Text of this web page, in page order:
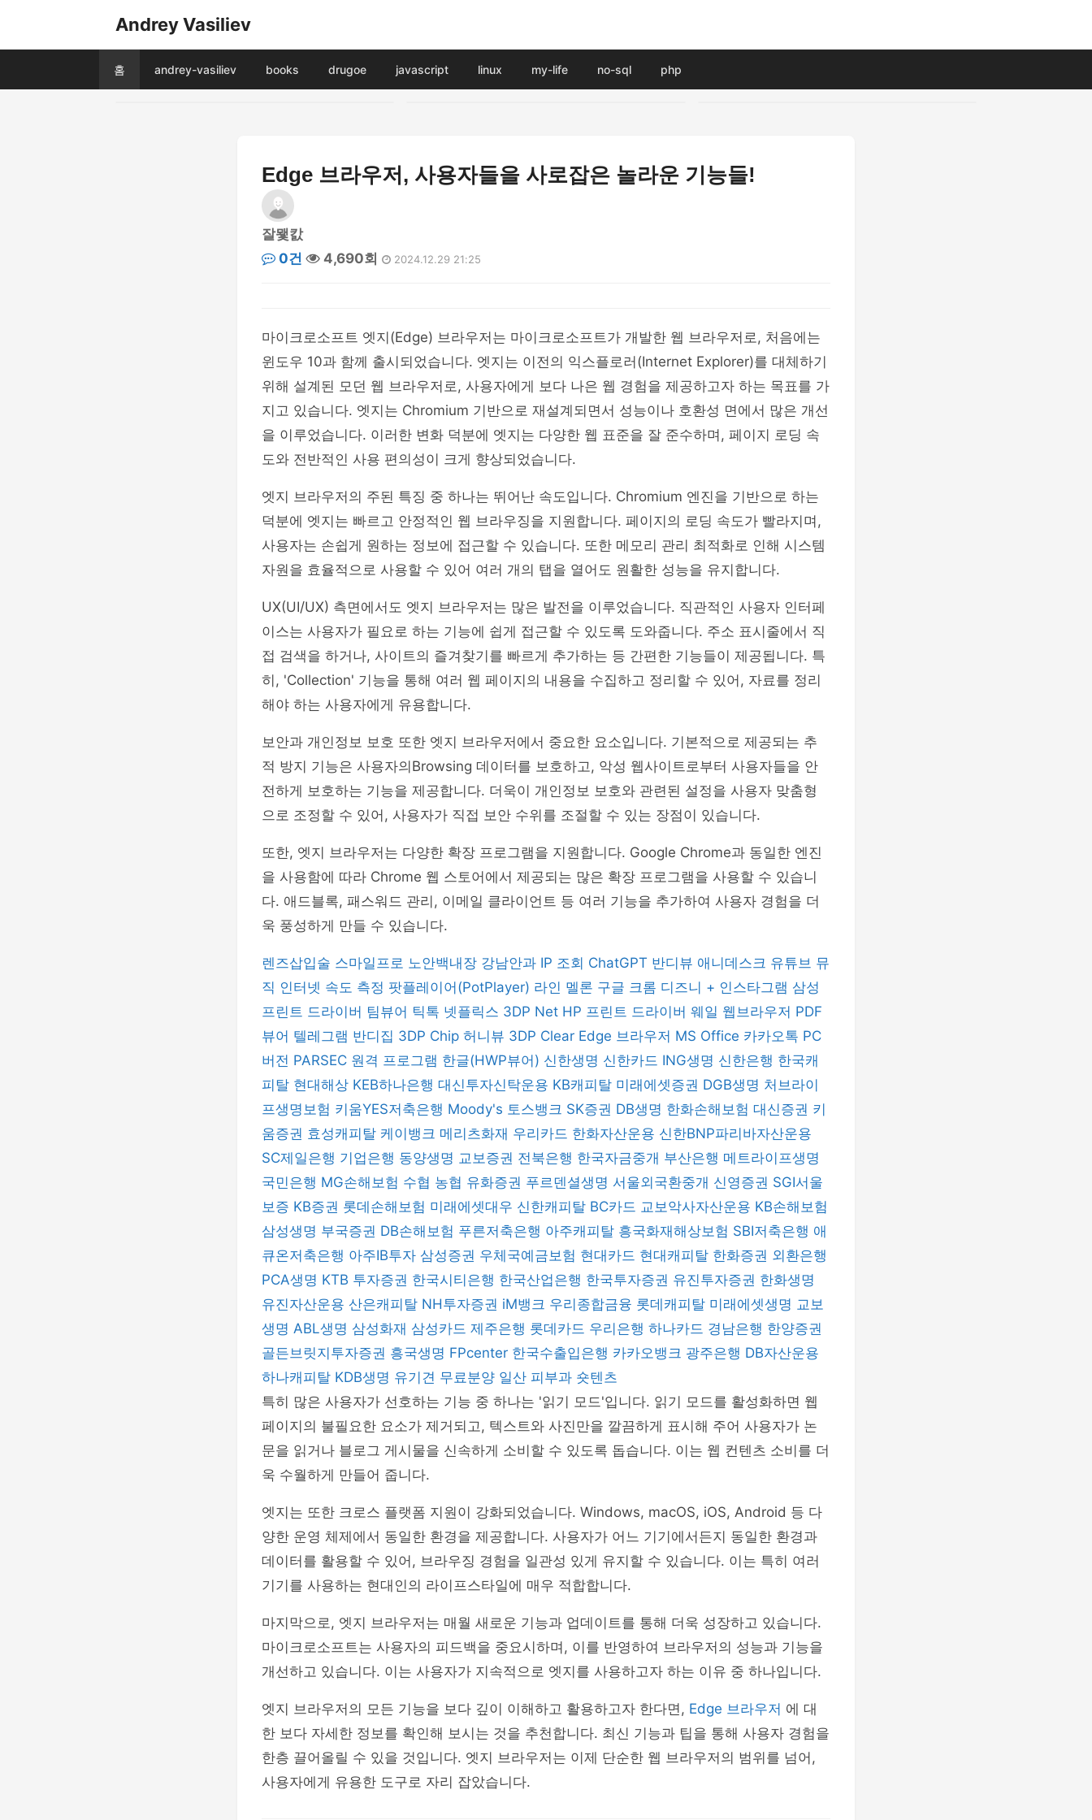
Andrey Vasiliev
홈 andrey-vasiliev books drugoe javascript linux my-life no-sql php
Edge 브라우저, 사용자들을 사로잡은 놀라운 기능들!
잘뫷캀
0건
4,690회 2024.12.29 21:25
마이크로소프트 엣지(Edge) 브라우저는 마이크로소프트가 개발한 웹 브라우저로, 처음에는
윈도우 10과 함께 출시되었습니다. 엣지는 이전의 익스플로러(Internet Explorer)를 대체하기
위해 설계된 모던 웹 브라우저로, 사용자에게 보다 나은 웹 경험을 제공하고자 하는 목표를 가
지고 있습니다. 엣지는 Chromium 기반으로 재설계되면서 성능이나 호환성 면에서 많은 개선
을 이루었습니다. 이러한 변화 덕분에 엣지는 다양한 웹 표준을 잘 준수하며, 페이지 로딩 속
도와 전반적인 사용 편의성이 크게 향상되었습니다.
엣지 브라우저의 주된 특징 중 하나는 뛰어난 속도입니다. Chromium 엔진을 기반으로 하는
덕분에 엣지는 빠르고 안정적인 웹 브라우징을 지원합니다. 페이지의 로딩 속도가 빨라지며,
사용자는 손쉽게 원하는 정보에 접근할 수 있습니다. 또한 메모리 관리 최적화로 인해 시스템
자원을 효율적으로 사용할 수 있어 여러 개의 탭을 열어도 원활한 성능을 유지합니다.
UX(UI/UX) 측면에서도 엣지 브라우저는 많은 발전을 이루었습니다. 직관적인 사용자 인터페
이스는 사용자가 필요로 하는 기능에 쉽게 접근할 수 있도록 도와줍니다. 주소 표시줄에서 직
접 검색을 하거나, 사이트의 즐겨찾기를 빠르게 추가하는 등 간편한 기능들이 제공됩니다. 특
히, 'Collection' 기능을 통해 여러 웹 페이지의 내용을 수집하고 정리할 수 있어, 자료를 정리
해야 하는 사용자에게 유용합니다.
보안과 개인정보 보호 또한 엣지 브라우저에서 중요한 요소입니다. 기본적으로 제공되는 추
적 방지 기능은 사용자의Browsing 데이터를 보호하고, 악성 웹사이트로부터 사용자들을 안
전하게 보호하는 기능을 제공합니다. 더욱이 개인정보 보호와 관련된 설정을 사용자 맞춤형
으로 조정할 수 있어, 사용자가 직접 보안 수위를 조절할 수 있는 장점이 있습니다.
또한, 엣지 브라우저는 다양한 확장 프로그램을 지원합니다. Google Chrome과 동일한 엔진
을 사용함에 따라 Chrome 웹 스토어에서 제공되는 많은 확장 프로그램을 사용할 수 있습니
다. 애드블록, 패스워드 관리, 이메일 클라이언트 등 여러 기능을 추가하여 사용자 경험을 더
욱 풍성하게 만들 수 있습니다.
렌즈삽입술 스마일프로 노안백내장 강남안과 IP 조회 ChatGPT 반디뷰 애니데스크 유튜브 뮤
직 인터넷 속도 측정 팟플레이어(PotPlayer) 라인 멜론 구글 크롬 디즈니 + 인스타그램 삼성
프린트 드라이버 팀뷰어 틱톡 넷플릭스 3DP Net HP 프린트 드라이버 웨일 웹브라우저 PDF
뷰어 텔레그램 반디집 3DP Chip 허니뷰 3DP Clear Edge 브라우저 MS Office 카카오톡 PC
버전 PARSEC 원격 프로그램 한글(HWP뷰어) 신한생명 신한카드 ING생명 신한은행 한국캐
피탈 현대해상 KEB하나은행 대신투자신탁운용 KB캐피탈 미래에셋증권 DGB생명 처브라이
프생명보험 키움YES저축은행 Moody's 토스뱅크 SK증권 DB생명 한화손해보험 대신증권 키
움증권 효성캐피탈 케이뱅크 메리츠화재 우리카드 한화자산운용 신한BNP파리바자산운용
SC제일은행 기업은행 동양생명 교보증권 전북은행 한국자금중개 부산은행 메트라이프생명
국민은행 MG손해보험 수협 농협 유화증권 푸르덴셜생명 서울외국환중개 신영증권 SGI서울
보증 KB증권 롯데손해보험 미래에셋대우 신한캐피탈 BC카드 교보악사자산운용 KB손해보험
삼성생명 부국증권 DB손해보험 푸른저축은행 아주캐피탈 흥국화재해상보험 SBI저축은행 애
큐온저축은행 아주IB투자 삼성증권 우체국예금보험 현대카드 현대캐피탈 한화증권 외환은행
PCA생명 KTB 투자증권 한국시티은행 한국산업은행 한국투자증권 유진투자증권 한화생명
유진자산운용 산은캐피탈 NH투자증권 iM뱅크 우리종합금융 롯데캐피탈 미래에셋생명 교보
생명 ABL생명 삼성화재 삼성카드 제주은행 롯데카드 우리은행 하나카드 경남은행 한양증권
골든브릿지투자증권 흥국생명 FPcenter 한국수출입은행 카카오뱅크 광주은행 DB자산운용
하나캐피탈 KDB생명 유기견 무료분양 일산 피부과 숏텐츠
특히 많은 사용자가 선호하는 기능 중 하나는 '읽기 모드'입니다. 읽기 모드를 활성화하면 웹
페이지의 불필요한 요소가 제거되고, 텍스트와 사진만을 깔끔하게 표시해 주어 사용자가 논
문을 읽거나 블로그 게시물을 신속하게 소비할 수 있도록 돕습니다. 이는 웹 컨텐츠 소비를 더
욱 수월하게 만들어 줍니다.
엣지는 또한 크로스 플랫폼 지원이 강화되었습니다. Windows, macOS, iOS, Android 등 다
양한 운영 체제에서 동일한 환경을 제공합니다. 사용자가 어느 기기에서든지 동일한 환경과
데이터를 활용할 수 있어, 브라우징 경험을 일관성 있게 유지할 수 있습니다. 이는 특히 여러
기기를 사용하는 현대인의 라이프스타일에 매우 적합합니다.
마지막으로, 엣지 브라우저는 매월 새로운 기능과 업데이트를 통해 더욱 성장하고 있습니다.
마이크로소프트는 사용자의 피드백을 중요시하며, 이를 반영하여 브라우저의 성능과 기능을
개선하고 있습니다. 이는 사용자가 지속적으로 엣지를 사용하고자 하는 이유 중 하나입니다.
엣지 브라우저의 모든 기능을 보다 깊이 이해하고 활용하고자 한다면, Edge 브라우저 에 대
한 보다 자세한 정보를 확인해 보시는 것을 추천합니다. 최신 기능과 팁을 통해 사용자 경험을
한층 끌어올릴 수 있을 것입니다. 엣지 브라우저는 이제 단순한 웹 브라우저의 범위를 넘어,
사용자에게 유용한 도구로 자리 잡았습니다.